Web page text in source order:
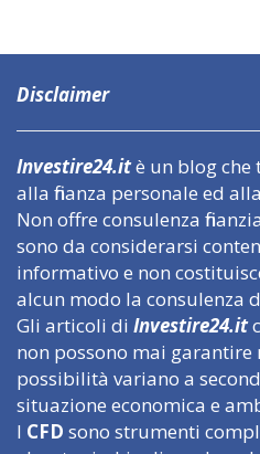
Disclaimer
Investire24.itè un blog che
alla finanza personale ed
Non offre consulenza
sono da considerarsi
informativo e non
alcun modo la consulenza
Gli articoli di Investire24.it
non possono mai
possibilità variano a
situazione economica e
I CFD sono strumenti